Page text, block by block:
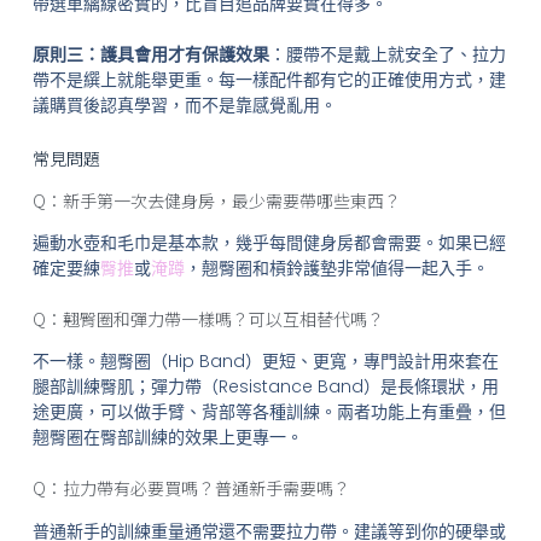
原則三：護具會用才有保護效果：腰帶不是戴上就安全了、拉力
帶不是繏上就能舉更重。每一樣配件都有它的正確使用方式，建
議購買後認真學習，而不是靠感覺亂用。
常見問題
Q：新手第一次去健身房，最少需要帶哪些東西？
遍動水壺和毛巾是基本款，幾乎每間健身房都會需要。如果已經
確定要練臀推或淹蹲，翹臀圈和槓鈴護墊非常値得一起入手。
Q：翹臀圈和彈力帶一樣嗎？可以互相替代嗎？
不一樣。翹臀圈（Hip Band）更短、更寬，專門設計用來套在
腿部訓練臀肌；彈力帶（Resistance Band）是長條環狀，用
途更廣，可以做手臂、背部等各種訓練。兩者功能上有重疊，但
翹臀圈在臀部訓練的效果上更專一。
Q：拉力帶有必要買嗎？普通新手需要嗎？
普通新手的訓練重量通常還不需要拉力帶。建議等到你的硬舉或